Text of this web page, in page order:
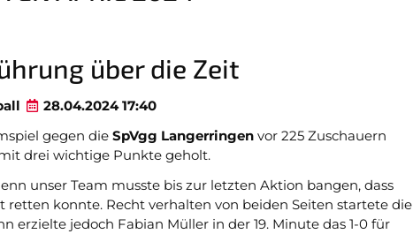
über die Zeit
28.04.2024 17:40
gegen die SpVgg Langerringen vor 225 Zuschauern
drei wichtige Punkte geholt.
unser Team musste bis zur letzten Aktion bangen, dass
konnte. Recht verhalten von beiden Seiten startete die
erzielte jedoch Fabian Müller in der 19. Minute das 1-0 für